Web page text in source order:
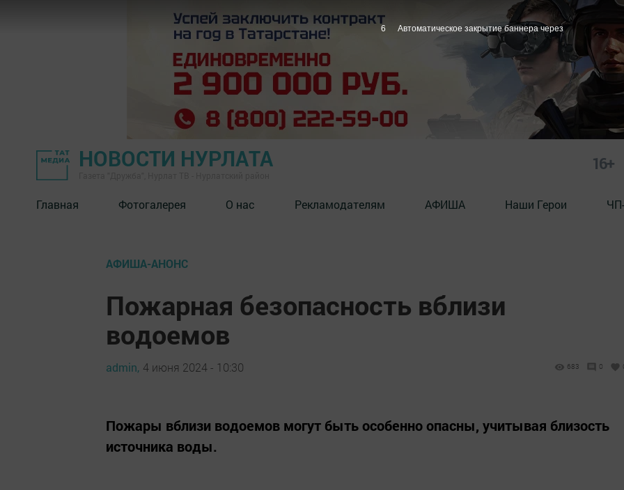
НОВОСТИ НУРЛАТА 16+
Главная Фотогалерея О нас Рекламодателям АФИША Наши Герои
АФИША-АНОНС
Пожарная безопасность вблизи
водоемов
admin, 4 июня 2024 - 10:30 683 0
Пожары вблизи водоемов могут быть особенно опасны, учитывая близость
источника воды.
5 Автоматическое закрытие баннера через